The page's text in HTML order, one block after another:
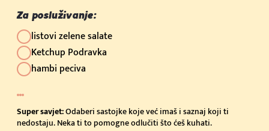
Za posluživanje:
listovi zelene salate
Ketchup Podravka
hambi peciva
Super savjet:Odaberi sastojke koje već imaš i saznaj koji ti
nedostaju. Neka ti to pomogne odlučiti što ćeš kuhati.